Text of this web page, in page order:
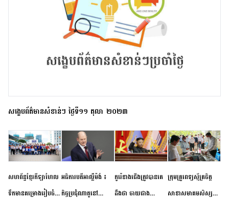
សង្ខេបព័ត៌មានសំខាន់ៗ ថ្ងៃទី១១ តុលា ២០២៣
សហព័ន្ធខ្មែរកីឡាហែល
ទឹកមានគម្រោងរៀបចំ
អធិការបតីអាល្លឺម៉ង់ ៖
កិច្ចប្រជុំណាតូនៅ
កូរ៉េខាងជើងត្រូវបានគេ
ដឹងថា ចាយជាង
ក្រុមគ្រូពេទ្យស្ម័គ្រចិត្ត
សាខាសមាគមសិស្ស